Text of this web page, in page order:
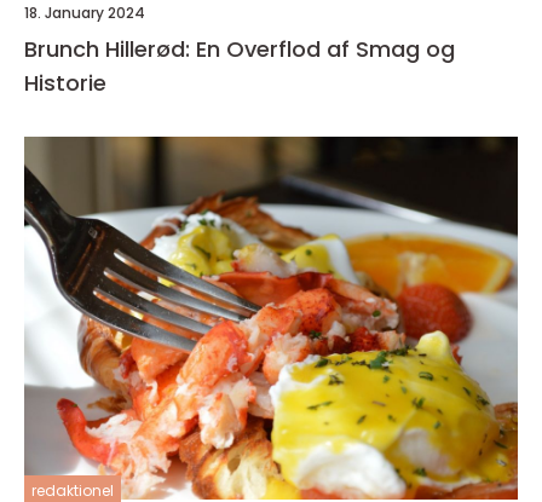
18. January 2024
Brunch Hillerød: En Overflod af Smag og
Historie
redaktionel